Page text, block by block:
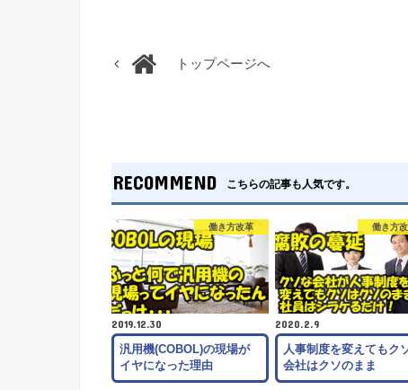
トップページへ
RECOMMEND こちらの記事も人気です。
働き方改革
2019.12.30
汎用機(COBOL)の現場が
イヤになった理由
働き方
2020.2.9
人事制度を変えてもク
会社はクソのまま